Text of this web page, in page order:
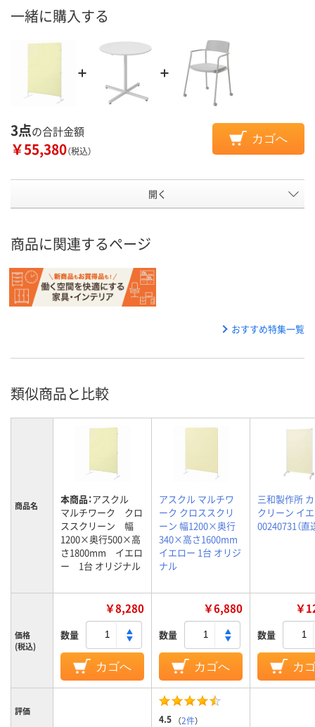
一緒に購入する
3点の合計金額
￥55,380（税込）
カゴへ
開く
商品に関連するページ
おすすめ特集一覧
類似商品と比較
商品名 本商品：アスクル
マルチワーク クロ
ススクリーン 幅
1200×奥行500×高
さ1800mm イエロ
ー 1台 オリジナル
アスクル マルチワ
ーク クロススクリ
ーン 幅1200×奥行
340×高さ1600mm
イエロー 1台 オリジ
ナル
三和製作所
クリーン イ
00240731（直
価格
(税込)
￥8,280
数量
カゴへ
￥6,880
数量
カゴへ
￥
数量
カ
評価
4.5 （2件）